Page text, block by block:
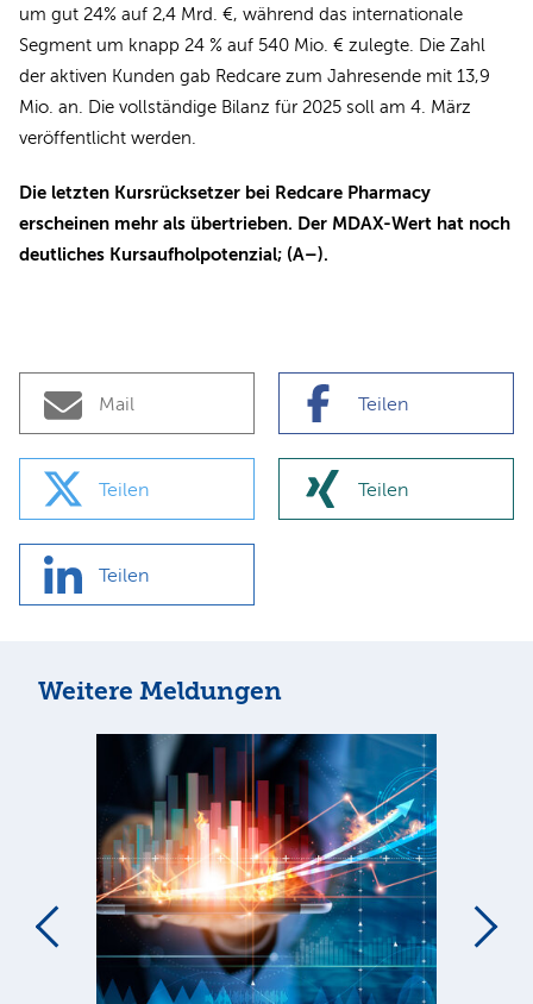
um gut 24% auf 2,4 Mrd. €, während das internationale
Segment um knapp 24 % auf 540 Mio. € zulegte. Die Zahl
der aktiven Kunden gab Redcare zum Jahresende mit 13,9
Mio. an. Die vollständige Bilanz für 2025 soll am 4. März
veröffentlicht werden.
Die letzten Kursrücksetzer bei Redcare Pharmacy
erscheinen mehr als übertrieben. Der MDAX-Wert hat noch
deutliches Kursaufholpotenzial; (A–).
Mail Teilen
Teilen Teilen
Teilen
Weitere Meldungen